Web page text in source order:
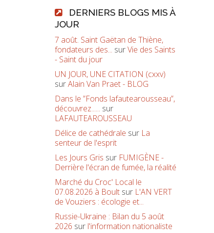
DERNIERS BLOGS MIS À
JOUR
7 août. Saint Gaëtan de Thiène,
fondateurs des... surVie des Saints
- Saint du jour
UN JOUR, UNE CITATION (cxxv)
surAlain Van Praet - BLOG
Dans le ”Fonds lafautearousseau”,
découvrez...... sur
LAFAUTEAROUSSEAU
Délice de cathédrale sur La
senteur de l'esprit
Les Jours Gris sur FUMIGÈNE -
Derrière l'écran de fumée, la réalité
Marché du Croc' Local le
07.08.2026 à Boult sur L'AN VERT
de Vouziers : écologie et...
Russie-Ukraine : Bilan du 5 août
2026 sur l'information nationaliste